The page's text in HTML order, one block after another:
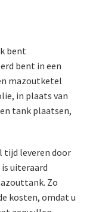
bent
bent in een
mazoutketel
in plaats van
tank plaatsen,
tijd leveren door
uiteraard
Zo
kosten, omdat u